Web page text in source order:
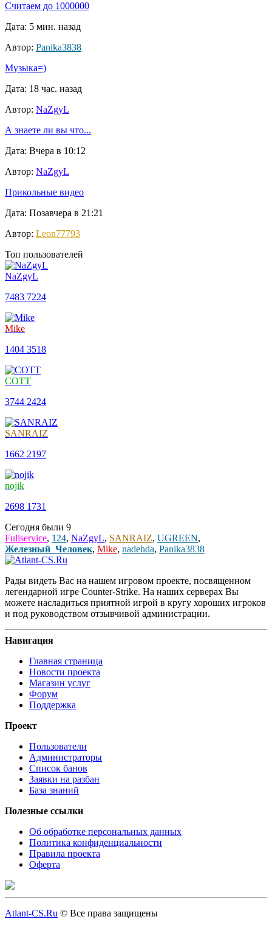
Считаем до 1000000
Дата: 5 мин. назад
Автор: Panika3838
Музыка=)
Дата: 18 час. назад
Автор: NaZgyL
А знаете ли вы что...
Дата: Вчера в 10:12
Автор: NaZgyL
Прикольные видео
Дата: Позавчера в 21:21
Автор: Leon77793
Топ пользователей
NaZgyL
7483 7224
Mike
1404 3518
COTT
3744 2424
SANRAIZ
1662 2197
nojik
2698 1731
Сегодня были 9
Fullservice, 124, NaZgyL, SANRAIZ, UGREEN,
Железный_Человек, Mike, nadehda, Panika3838
Рады видеть Вас на нашем игровом проекте, посвященном
легендарной игре Counter-Strike. На наших серверах Вы
можете насладиться приятной игрой в кругу хороших игроков
и под руководством отзывчивой администрации.
Навигация
Главная страница
Новости проекта
Магазин услуг
Форум
Поддержка
Проект
Пользователи
Администраторы
Список банов
Заявки на разбан
База знаний
Полезные ссылки
Об обработке персональных данных
Политика конфиденциальности
Правила проекта
Оферта
Atlant-CS.Ru © Все права защищены